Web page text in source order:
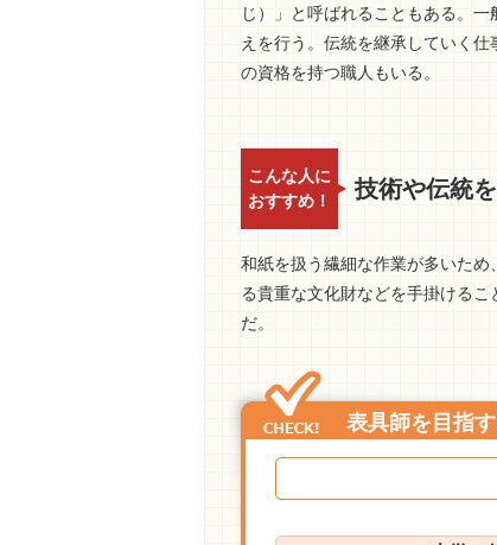
じ）」と呼ばれることもある。
えを行う。伝統を継承していく
の資格を持つ職人もいる。
こんな人に
おすすめ！
技術や伝統
和紙を扱う繊細な作業が多いた
る貴重な文化財などを手掛ける
だ。
表具師を目指